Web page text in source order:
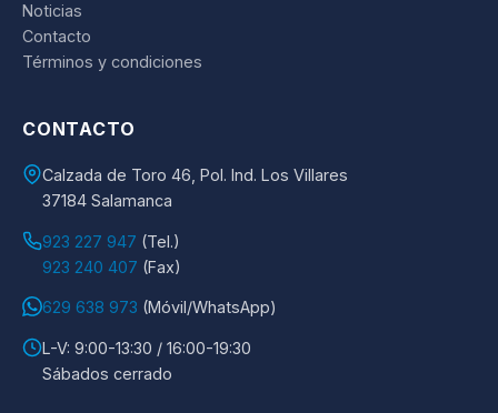
Noticias
Contacto
Términos y condiciones
CONTACTO
Calzada de Toro 46, Pol. Ind. Los Villares
37184 Salamanca
923 227 947 (Tel.)
923 240 407 (Fax)
629 638 973 (Móvil/WhatsApp)
L-V: 9:00-13:30 / 16:00-19:30
Sábados cerrado